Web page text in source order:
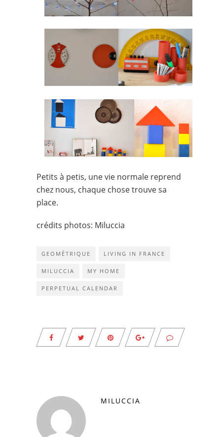
Petits à petis, une vie normale reprend
chez nous, chaque chose trouve sa
place.
crédits photos: Miluccia
GEOMÉTRIQUE LIVING IN FRANCE
MILUCCIA MY HOME
PERPETUAL CALENDAR
MILUCCIA